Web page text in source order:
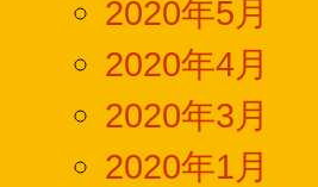
2020年5月
2020年4月
2020年3月
2020年1月